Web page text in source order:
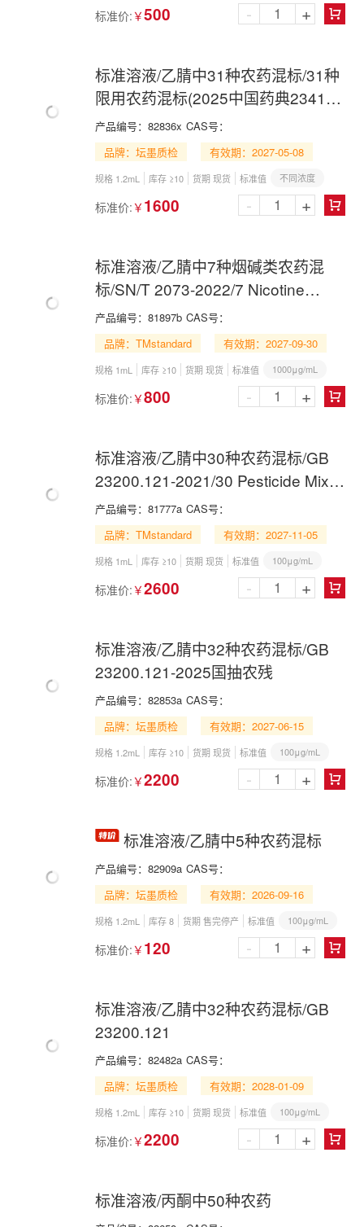
标准价: ￥500 
- +
标准溶液/乙腈中31种农药混标/31种
限用农药混标(2025中国药典2341第
六法LC-MS/MS组)
产品编号： 82836x CAS号：
品牌：坛墨质检
有效期：2027-05-08
规格 1.2mL 库存 ≥10 货期 现货 标准值 不同浓度
标准价: ￥ 1600 
- +
标准溶液/乙腈中7种烟碱类农药混
标/SN/T 2073-2022/7 Nicotine
Pesticide Mix in Acetonitrile
产品编号： 81897b CAS号：
品牌：TMstandard
有效期：2027-09-30
规格 1mL 库存 ≥10 货期 现货 标准值 1000μg/mL
标准价: ￥800 
- +
标准溶液/乙腈中30种农药混标/GB
23200.121-2021/30 Pesticide Mix in
Acetonitrile
产品编号： 81777a CAS号：
品牌：TMstandard
有效期：2027-11-05
规格 1mL 库存 ≥10 货期 现货 标准值 100μg/mL
标准价: ￥2600 
- +
标准溶液/乙腈中32种农药混标/GB
23200.121-2025国抽农残
产品编号： 82853a CAS号：
品牌：坛墨质检
有效期：2027-06-15
规格 1.2mL 库存 ≥10 货期 现货 标准值 100μg/mL
标准价: ￥2200 
- +
标准溶液/乙腈中5种农药混标
产品编号： 82909a CAS号：
品牌：坛墨质检
有效期：2026-09-16
规格 1.2mL 库存 8 货期 售完停产 标准值 100μg/mL
标准价: ￥ 120 
- +
标准溶液/乙腈中32种农药混标/GB
23200.121
产品编号： 82482a CAS号：
品牌：坛墨质检
有效期：2028-01-09
规格 1.2mL 库存 ≥10 货期 现货 标准值 100μg/mL
标准价: ￥2200 
- +
标准溶液/丙酮中50种农药